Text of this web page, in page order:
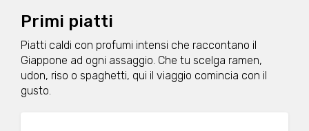
Primi piatti
Piatti caldi con profumi intensi che raccontano il
Giappone ad ogni assaggio. Che tu scelga ramen,
udon, riso o spaghetti, qui il viaggio comincia con il
gusto.